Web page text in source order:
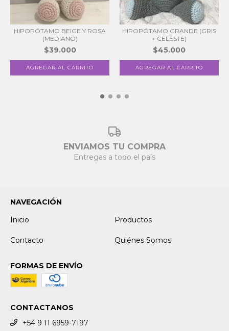
HIPOPÓTAMO BEIGE Y ROSA
(MEDIANO)
$39.000
HIPOPÓTAMO GRANDE (GRIS
+ CELESTE)
$45.000
ENVIAMOS TU COMPRA
Entregas a todo el país
NAVEGACIÓN
Inicio
Productos
Contacto Quiénes Somos
FORMAS DE ENVÍO
CONTACTANOS
+54 9 11 6959-7197